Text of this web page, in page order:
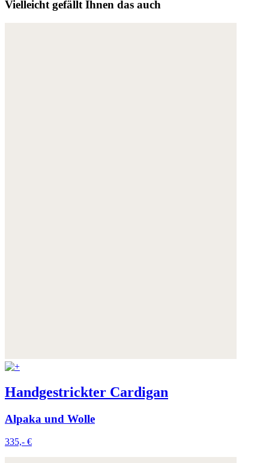
Weitere Informationen:Datenschutz
Vielleicht gefällt Ihnen das auch
Handgestrickter Cardigan
Alpaka und Wolle
335,- €